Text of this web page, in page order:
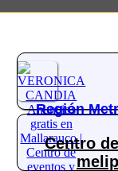
Región
Centro